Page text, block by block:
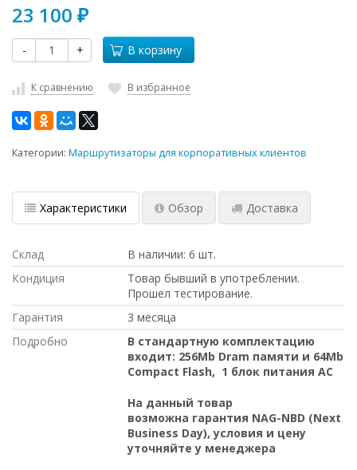
23 100 ₽
- + В корзину
К сравнению В избранное
Категории: Маршрутизаторы для корпоративных клиентов
Характеристики Обзор Доставка
Склад
В наличии: 6 шт.
Кондиция
Товар бывший в употреблении.
Прошел тестирование.
Гарантия
3 месяца
Подробно
В стандартную комплектацию
входит: 256Mb Dram памяти и 64Mb
Compact Flash, 1 блок питания AC
На данный товар
возможна гарантия NAG-NBD (Next
Business Day), условия и цену
уточняйте у менеджера